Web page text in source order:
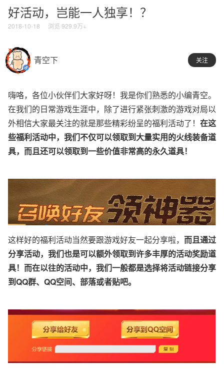
好活动，岂能一人独享！？
2018-10-18 浏览 929.9万+
青空下 关注
嗨咯，各位小伙伴们大家好呀！我是你们熟悉的小编青空。
在我们的日常游戏生涯中，除了进行紧张刺激的游戏对局以
外相信大家最关注的就是那些精彩纷呈的福利活动了！ 在这
些福利活动中，我们不仅可以领取到大量实用的火线装备道
具，而且还可以领取到一些价值非常高的永久道具！
这样好的福利活动当然要跟游戏好友一起分享啦， 而且通过
分享活动，我们也是可以额外领取到许多丰厚的活动奖励道
具！而在以往的活动中，我们一般都是选择将活动链接分享
到QQ群、QQ空间、部落或者贴吧。